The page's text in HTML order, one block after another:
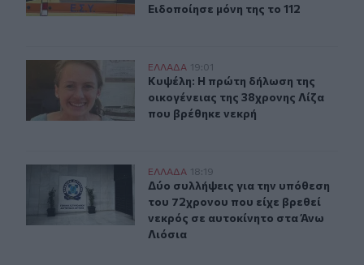
Ειδοποίησε μόνη της το 112
Κυψέλη: Η πρώτη δήλωση της οικογένειας της
ΕΛΛAΔΑ 19:01
Κυψέλη: Η πρώτη δήλωση της
Κυψέλη: Η πρώτη δήλωση της
οικογένειας της 38χρονης Λίζα
που βρέθηκε νεκρή
Δύο συλλήψεις για την υπόθεση του 72χρονου που
ΕΛΛAΔΑ 18:19
Δύο συλλήψεις για την υπόθεση
Δύο συλλήψεις για την υπόθεση
του 72χρονου που είχε βρεθεί
νεκρός σε αυτοκίνητο στα Άνω
Λιόσια